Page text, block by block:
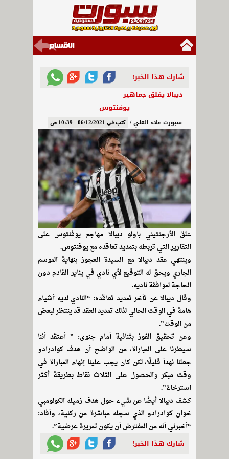
شارك هذا الخبر!
ديبالا يقلق جماهير
يوفنتوس
سبورت-علاء العلي / كتب في 06/12/2021 - 10:39 ص
علق الأرجنتيني باولو ديبالا مهاجم يوفنتوس على
التقارير التي تربطه بتمديد تعاقده مع يوفنتوس.
وينتهي عقد ديبالا مع السيدة العجوز بنهاية الموسم
الجاري ويحق له التوقيع لأي نادي في يناير القادم دون
الحاجة لموافقة ناديه.
وقال ديبالا عن تأخر تمديد تعاقده: “النادي لديه أشياء
هامة في الوقت الحالي لذلك تمديد العقد قد ينتظر لبعض
من الوقت”.
وعن تحقيق الفوز بثنائية أمام جنوى: ” أعتقد أننا
سيطرنا على المباراة، من الواضح أن هدف كوادرادو
جعلنا نهدأ قليلًا، لكن كان يجب علينا إنهاء المباراة في
وقت مبكر والحصول على الثلاث نقاط بطريقة أكثر
استرخاءً”.
كشف ديبالا أيضًا عن شيء حول هدف زميله الكولومبي
خوان كوادرادو الذي سجله مباشرة من ركنية، وأفاد:
“أخبرني أنه من المفترض أن يكون تمريرة عرضية”.
شارك هذا الخبر!